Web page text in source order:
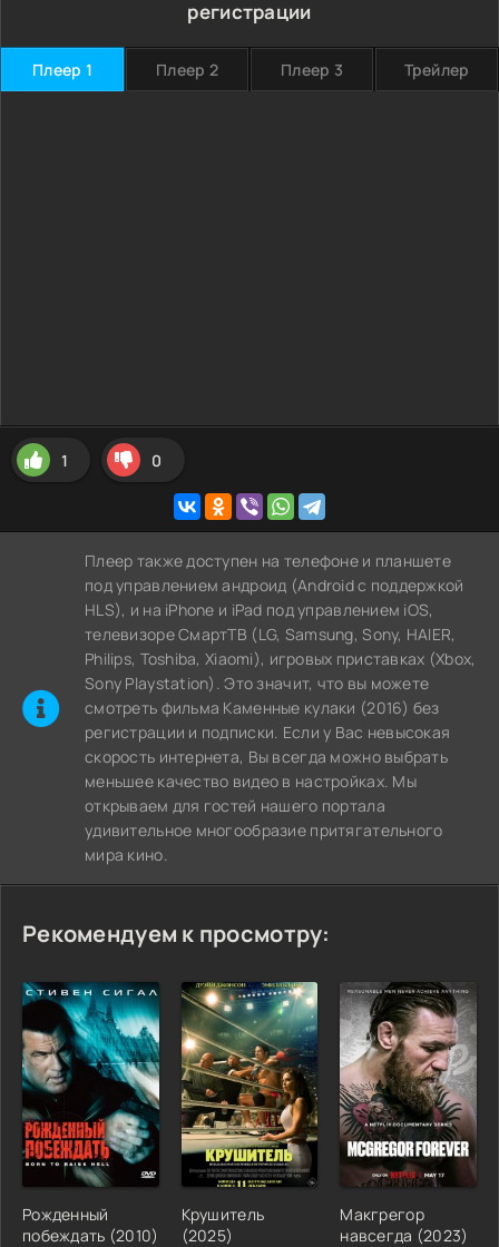
регистрации
Плеер 1 Плеер 2 Плеер 3 Трейлер
1 0
Плеер также доступен на телефоне и планшете
под управлением андроид (Android с поддержкой
HLS), и на iPhone и iPad под управлением iOS,
телевизоре СмартТВ (LG, Samsung, Sony, HAIER,
Philips, Toshiba, Xiaomi), игровых приставках (Xbox,
Sony Playstation). Это значит, что вы можете
cмотреть фильма Каменные кулаки (2016) без
регистрации и подписки. Если у Вас невысокая
скорость интернета, Вы всегда можно выбрать
меньшее качество видео в настройках. Мы
открываем для гостей нашего портала
удивительное многообразие притягательного
мира кино.
Рекомендуем к просмотру:
Рожденный
побеждать (2010)
Крушитель
(2025)
Макгрегор
навсегда (2023)